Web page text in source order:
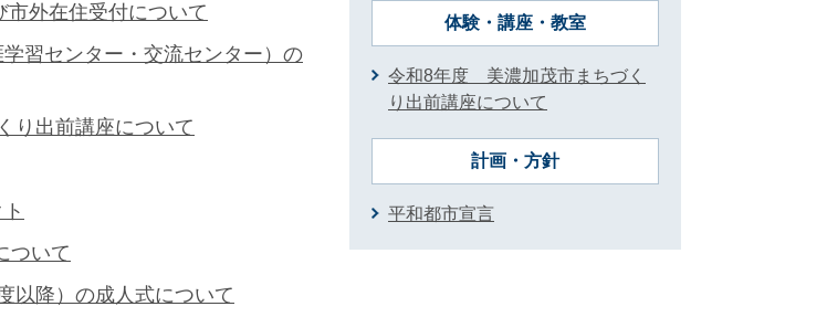
外在住受付について
習センター・交流センター）の
り出前講座について
ついて
以降）の成人式について
体験・講座・教室
令和8年度 美濃加茂市まちづく
り出前講座について
計画・方針
平和都市宣言